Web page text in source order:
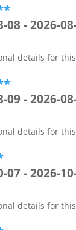
08 - 2026-
details for
09 - 2026-
details for
07 - 2026-
details for